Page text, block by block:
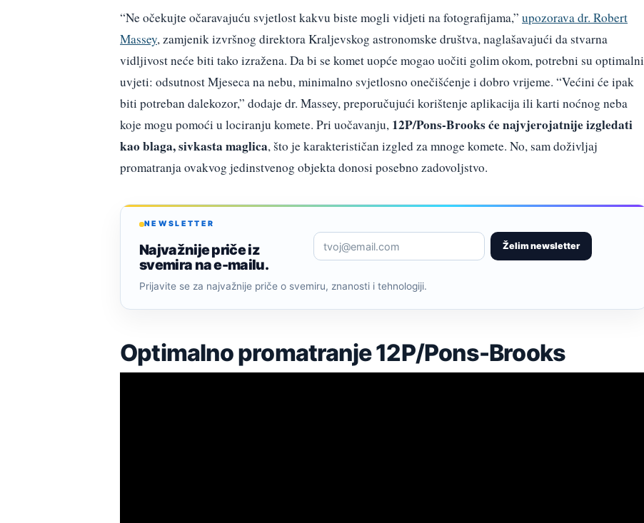
“Ne očekujte očaravajuću svjetlost kakvu biste mogli vidjeti na fotografijama,” upozorava dr. Robert
Massey, zamjenik izvršnog direktora Kraljevskog astronomske društva, naglašavajući da stvarna
vidljivost neće biti tako izražena. Da bi se komet uopće mogao uočiti golim okom, potrebni su optimalni
uvjeti: odsutnost Mjeseca na nebu, minimalno svjetlosno onečišćenje i dobro vrijeme. “Većini će ipak
biti potreban dalekozor,” dodaje dr. Massey, preporučujući korištenje aplikacija ili karti noćnog neba
koje mogu pomoći u lociranju komete. Pri uočavanju, 12P/Pons-Brooksće najvjerojatnije izgledati
kao blaga, sivkasta maglica, što je karakterističan izgled za mnoge komete. No, sam doživljaj
promatranja ovakvog jedinstvenog objekta donosi posebno zadovoljstvo.
NEWSLETTER
Najvažnije priče iz
svemira na e-mailu.
Želim newsletter
Prijavite se za najvažnije priče o svemiru, znanosti i tehnologiji.
Optimalno promatranje 12P/Pons-Brooks